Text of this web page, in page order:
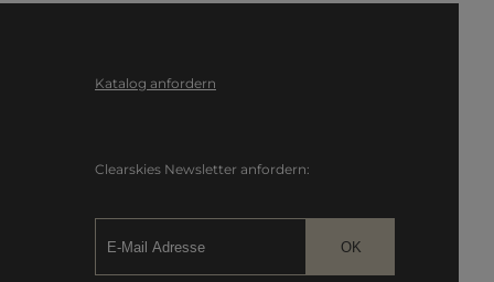
Katalog anfordern
Clearskies Newsletter anfordern: